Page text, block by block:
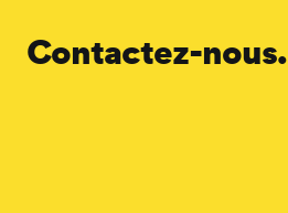
Contactez-nous.